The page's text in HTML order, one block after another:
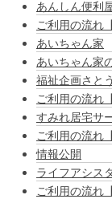
あんしん便利
ご利用の流れ
あいちゃん家
あいちゃん家
福祉企画さとう
ご利用の流れ
すみれ居宅サ
ご利用の流れ
情報公開
ライフアシス
ご利用の流れ